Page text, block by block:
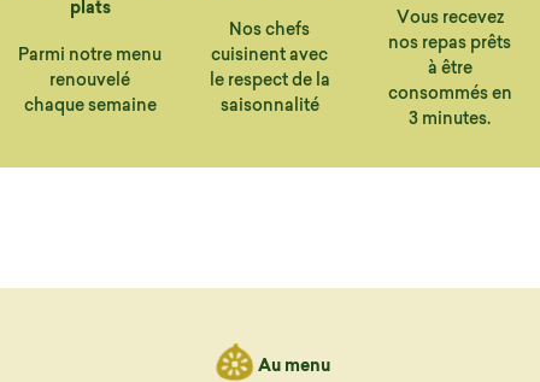
plats
Parmi notre menu
renouvelé
chaque semaine
Nos chefs
cuisinent avec
le respect de la
saisonnalité
Vous recevez
nos repas prêts
à être
consommés en
3 minutes.
Au menu